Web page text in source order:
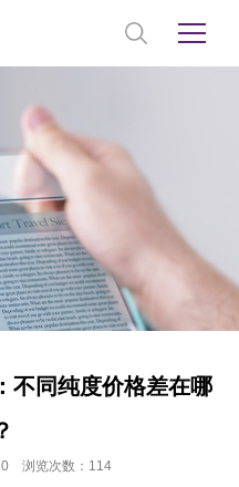
不同纯度价格差在哪
浏览次数：114